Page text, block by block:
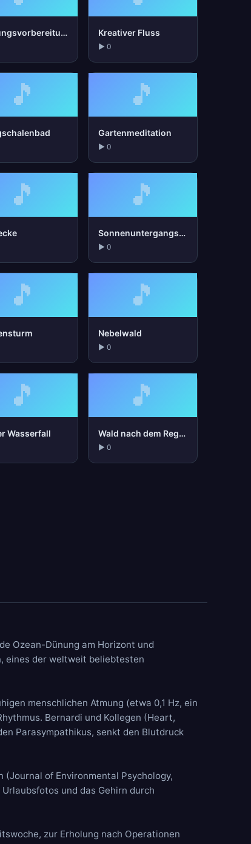
Prüfungsvorbereitung Kreativer Fluss
▶ 0
🎵 🎵
Gartenmeditation
▶ 0
🎵 🎵
Sonnenuntergangs-Spaziergang
▶ 0
🎵 🎵
Nebelwald
▶ 0
🎵
Wasserfall
🎵
Wald nach dem Regen
▶ 0
Ozean-Dünung am Horizont und
eines der weltweit beliebtesten
menschlichen Atmung (etwa 0,1 Hz, ein
Bernardi und Kollegen (Heart,
Parasympathikus, senkt den Blutdruck
of Environmental Psychology,
und das Gehirn durch
zur Erholung nach Operationen